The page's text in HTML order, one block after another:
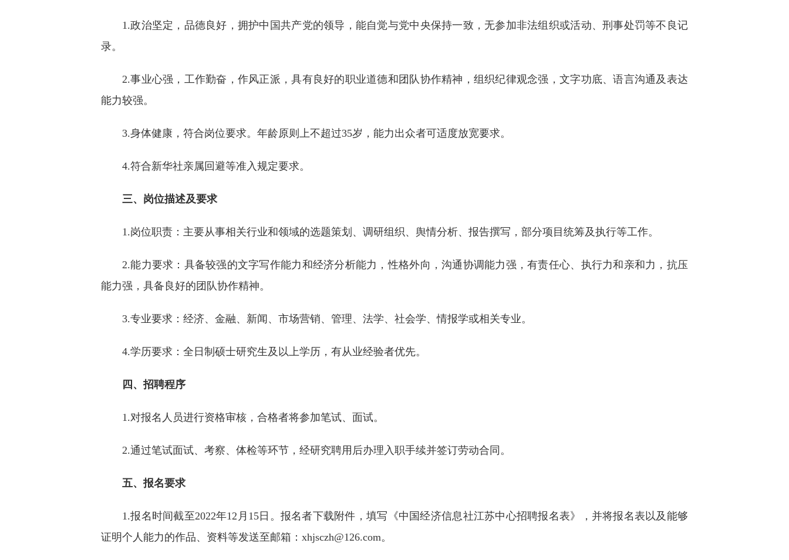
1.政治坚定，品德良好，拥护中国共产党的领导，能自觉与党中央保持一致，无参加非法组织或活动、刑事处罚等不良记
录。
2.事业心强，工作勤奋，作风正派，具有良好的职业道德和团队协作精神，组织纪律观念强，文字功底、语言沟通及表达
能力较强。
3.身体健康，符合岗位要求。年龄原则上不超过35岁，能力出众者可适度放宽要求。
4.符合新华社亲属回避等准入规定要求。
三、岗位描述及要求
1.岗位职责：主要从事相关行业和领域的选题策划、调研组织、舆情分析、报告撰写，部分项目统筹及执行等工作。
2.能力要求：具备较强的文字写作能力和经济分析能力，性格外向，沟通协调能力强，有责任心、执行力和亲和力，抗压
能力强，具备良好的团队协作精神。
3.专业要求：经济、金融、新闻、市场营销、管理、法学、社会学、情报学或相关专业。
4.学历要求：全日制硕士研究生及以上学历，有从业经验者优先。
四、招聘程序
1.对报名人员进行资格审核，合格者将参加笔试、面试。
2.通过笔试面试、考察、体检等环节，经研究聘用后办理入职手续并签订劳动合同。
五、报名要求
1.报名时间截至2022年12月15日。报名者下载附件，填写《中国经济信息社江苏中心招聘报名表》，并将报名表以及能够
证明个人能力的作品、资料等发送至邮箱：xhjsczh@126.com。